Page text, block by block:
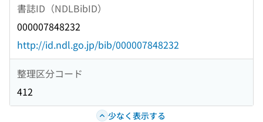
書誌ID（NDLBibID）
000007848232
http://id.ndl.go.jp/bib/000007848232
整理区分コード
412
少なく表示する